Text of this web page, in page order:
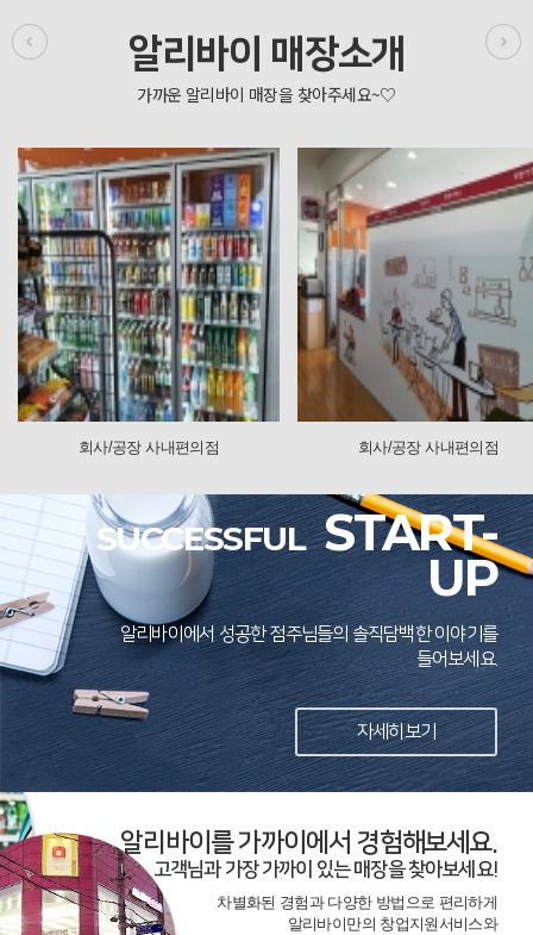
알리바이 매장소개
/공장 사내편의점 회사/공장 사내편의점
SUCCESSFUL START-
UP
알리바이에서 성공한 점주님들의 솔직담백한 이야기를
들어보세요.
자세히보기
알리바이를 가까이에서 경험해보세요.
고객님과 가장 가까이 있는 매장을 찾아보세요!
차별화된 경험과 다양한 방법으로 편리하게
알리바이만의 창업지원서비스와